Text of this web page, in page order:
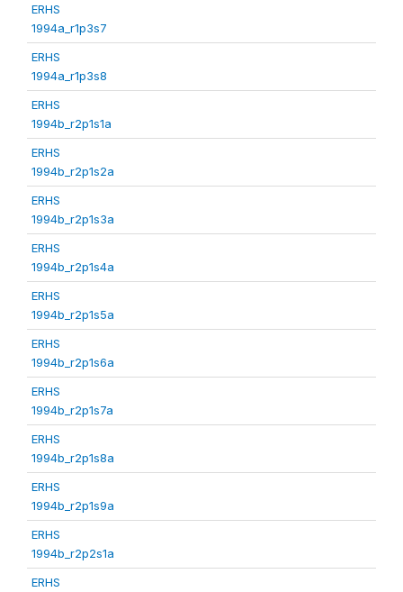
ERHS
1994a_r1p3s7
ERHS
1994a_r1p3s8
ERHS
1994b_r2p1s1a
ERHS
1994b_r2p1s2a
ERHS
1994b_r2p1s3a
ERHS
1994b_r2p1s4a
ERHS
1994b_r2p1s5a
ERHS
1994b_r2p1s6a
ERHS
1994b_r2p1s7a
ERHS
1994b_r2p1s8a
ERHS
1994b_r2p1s9a
ERHS
1994b_r2p2s1a
ERHS